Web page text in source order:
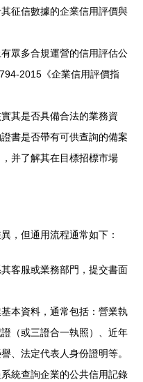
征信數據的企業信用評價與
有眾多合規運營的信用評估公
2015《企業信用評價指
其是否具備合法的業務資
書是否帶有可供查詢的備案
并了解其在目標招標市場
，但通用流程通常如下：
客服或業務部門，提交書面
本資料，通常包括：營業執
（或三證合一執照）、近年
、法定代表人身份證明等。
統查詢企業的公共信用記錄